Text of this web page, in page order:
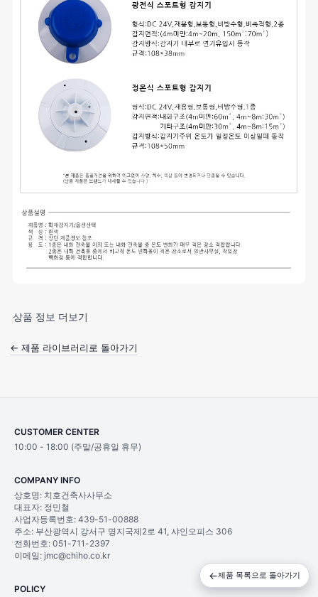
상품 정보 더보기
← 제품 라이브러리로 돌아가기
←제품 목록으로 돌아가기
CUSTOMER CENTER
10:00 - 18:00 (주말/공휴일 휴무)
COMPANY INFO
상호명: 치호건축사사무소
대표자: 정민철
사업자등록번호: 439-51-00888
주소: 부산광역시 강서구 명지국제2로 41, 샤인오피스 306
전화번호: 051-711-2397
이메일: jmc@chiho.co.kr
POLICY